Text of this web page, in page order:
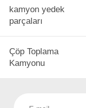
kamyon yedek
parçaları
Çöp Toplama
Kamyonu